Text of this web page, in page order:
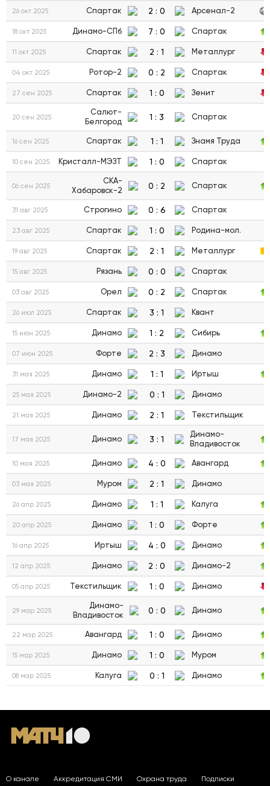
26 окт 2025 Спартак 2 : 0 Арсенал-2
18 окт 2025 Динамо-СПб 7 : 0 Спартак
11 окт 2025 Спартак 2 : 1 Металлург
04 окт 2025 Ротор-2 0 : 2 Спартак
27 сен 2025 Спартак 1 : 0 Зенит
20 сен 2025
Салют-
Белгород
1 : 3 Спартак
16 сен 2025 Спартак 1 : 1 Знамя Труда
10 сен 2025 Кристалл-МЭЗТ 1 : 0 Спартак
06 сен 2025
СКА-
Хабаровск-2
0 : 2 Спартак
31 авг 2025 Строгино 0 : 6 Спартак
23 авг 2025 Спартак 1 : 0 Родина-мол.
19 авг 2025 Спартак 2 : 1 Металлург
15 авг 2025 Рязань 0 : 0 Спартак
03 авг 2025 Орел 0 : 2 Спартак
26 июл 2025 Спартак 3 : 1 Квант
15 июн 2025 Динамо 1 : 2 Сибирь
07 июн 2025 Форте 2 : 3 Динамо
31 мая 2025 Динамо 1 : 1 Иртыш
25 мая 2025 Динамо-2 0 : 1 Динамо
21 мая 2025 Динамо 2 : 1 Текстильщик
17 мая 2025 Динамо 3 : 1
Динамо-
Владивосток
10 мая 2025 Динамо 4 : 0 Авангард
03 мая 2025 Муром 2 : 1 Динамо
26 апр 2025 Динамо 1 : 1 Калуга
20 апр 2025 Динамо 1 : 0 Форте
16 апр 2025 Иртыш 4 : 0 Динамо
12 апр 2025 Динамо 2 : 0 Динамо-2
05 апр 2025 Текстильщик 1 : 0 Динамо
29 мар 2025
Динамо-
Владивосток
0 : 0 Динамо
22 мар 2025 Авангард 1 : 0 Динамо
15 мар 2025 Динамо 1 : 0 Муром
08 мар 2025 Калуга 0 : 1 Динамо
О канале Аккредитация СМИ Охрана труда Подписки